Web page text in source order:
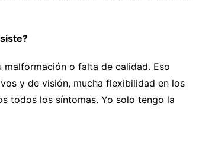
malformación o falta de calidad. Eso
y de visión, mucha flexibilidad en los
todos los síntomas. Yo solo tengo la